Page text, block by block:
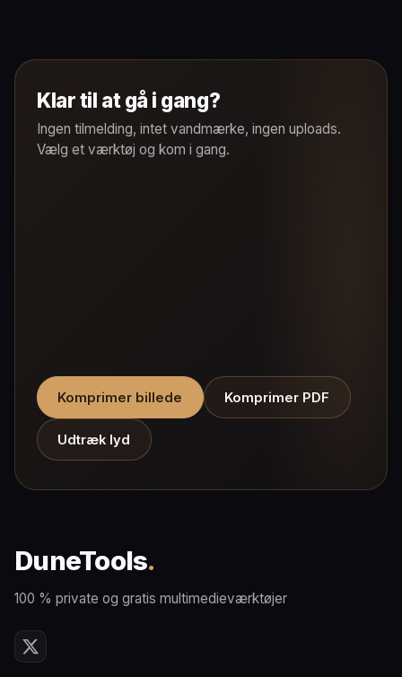
Klar til at gå i gang?
Ingen tilmelding, intet vandmærke, ingen uploads.
Vælg et værktøj og kom i gang.
Komprimer billede Komprimer PDF
Udtræk lyd
DuneTools.
100 % private og gratis multimedieværktøjer